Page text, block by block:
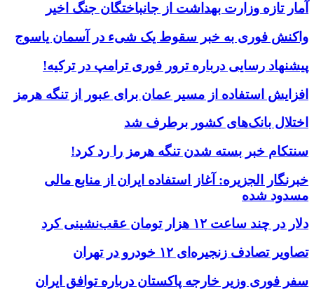
آمار تازه وزارت بهداشت از جانباختگان جنگ اخیر
واکنش فوری به خبر سقوط یک شیء در آسمان یاسوج
پیشنهاد رسایی درباره ترور فوری ترامپ در ترکیه!
افزایش استفاده از مسیر عمان برای عبور از تنگه هرمز
اختلال بانک‌های کشور برطرف شد
سنتکام خبر بسته شدن تنگه هرمز را رد کرد!
خبرنگار الجزیره: آغاز استفاده ایران از منابع مالی
مسدود شده
دلار در چند ساعت ۱۲ هزار تومان عقب‌نشینی کرد
تصاویر تصادف زنجیره‌ای ۱۲ خودرو در تهران
سفر فوری وزیر خارجه پاکستان درباره توافق ایران